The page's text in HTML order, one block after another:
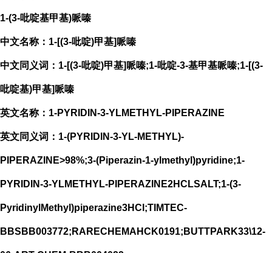
1-(3-吡啶基甲基)哌嗪
中文名称：1-[(3-吡啶)甲基]哌嗪
中文同义词：1-[(3-吡啶)甲基]哌嗪;1-吡啶-3-基甲基哌嗪;1-[(3-
吡啶基)甲基]哌嗪
英文名称：1-PYRIDIN-3-YLMETHYL-PIPERAZINE
英文同义词：1-(PYRIDIN-3-YL-METHYL)-
PIPERAZINE>98%;3-(Piperazin-1-ylmethyl)pyridine;1-
PYRIDIN-3-YLMETHYL-PIPERAZINE2HCLSALT;1-(3-
PyridinylMethyl)piperazine3HCl;TIMTEC-
BBSBB003772;RARECHEMAHCK0191;BUTTPARK33\12-